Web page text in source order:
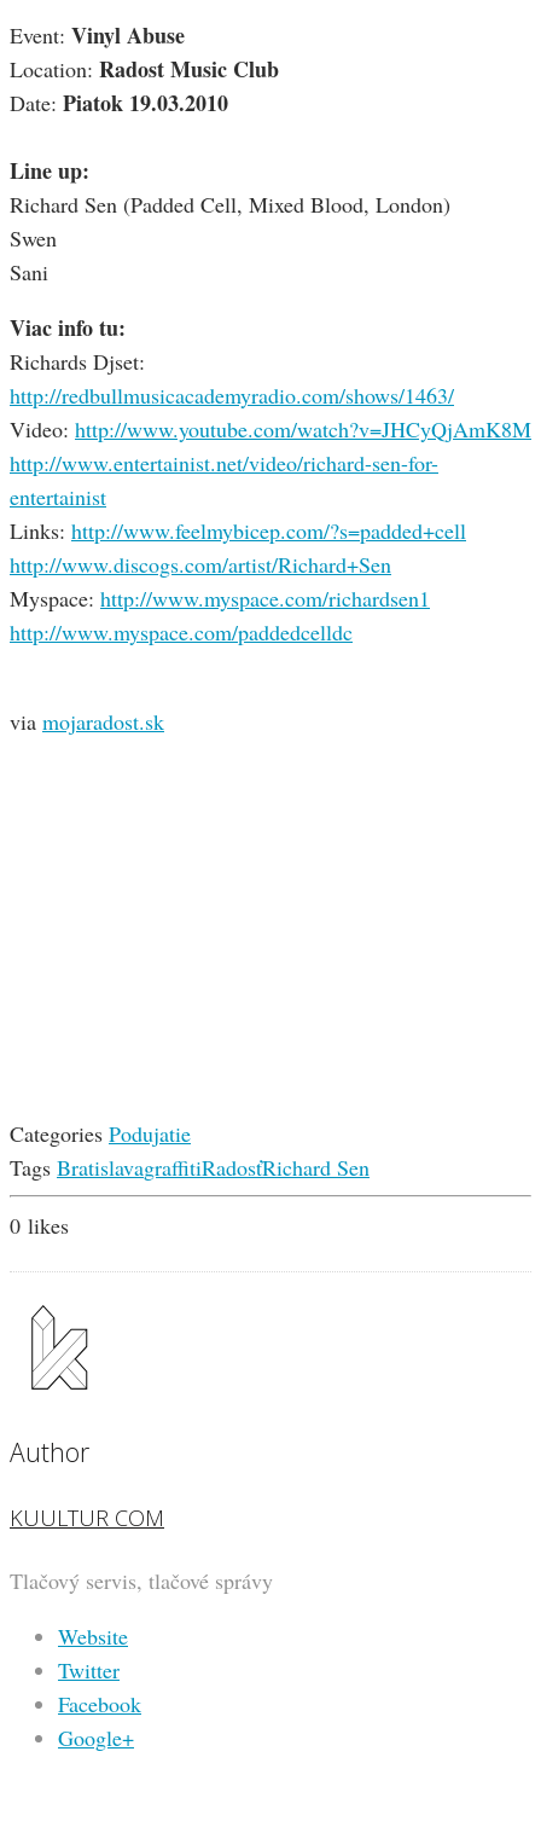
Event: Vinyl Abuse
Location: Radost Music Club
Date: Piatok 19.03.2010
Line up:
Richard Sen (Padded Cell, Mixed Blood, London)
Swen
Sani
Viac info tu:
Richards Djset:
http://redbullmusicacademyradio.com/shows/1463/
Video: http://www.youtube.com/watch?v=JHCyQjAmK8M
http://www.entertainist.net/video/richard-sen-for-
entertainist
Links: http://www.feelmybicep.com/?s=padded+cell
http://www.discogs.com/artist/Richard+Sen
Myspace: http://www.myspace.com/richardsen1
http://www.myspace.com/paddedcelldc
via mojaradost.sk
Categories Podujatie
Tags BratislavagraffitiRadosťRichard Sen
0 likes
Author
KUULTUR COM
Tlačový servis, tlačové správy
Website
Twitter
Facebook
Google+